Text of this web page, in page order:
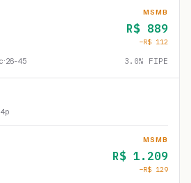
MSMB
R$ 889
−R$ 112
· 26-45 3.0% FIPE
MSMB
R$ 1.209
−R$ 129